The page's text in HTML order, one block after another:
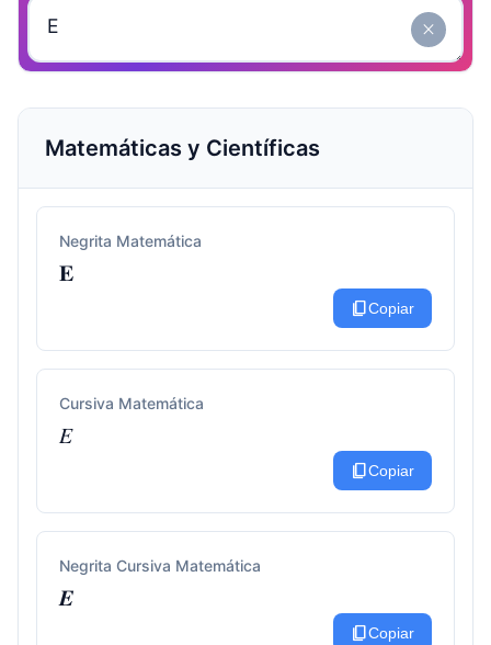
close
Matemáticas y Científicas
Negrita Matemática
𝐄
content_copyCopiar
Cursiva Matemática
𝐸
content_copyCopiar
Negrita Cursiva Matemática
𝑬
content_copyCopiar